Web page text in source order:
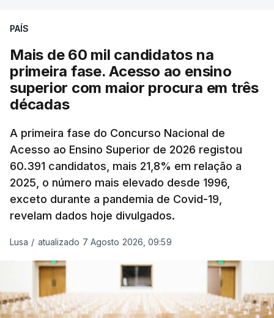
evolução das cotações internacionais do petróleo,
posto de abastecimento, a marca e a localização.
A atualização do desconto do Imposto sobre os
Produtos Petrolíferos (ISP) também poderá
O Governo comprometeu-se a aplicar uma redução
extraordinária e temporária no ISP, sempre que se
verifique um aumento do preço dos combustíveis
superior a 10 cêntimos, para mitigar a escalada de
preços.
Depois de uma subida inicial devido à guerra no
Irão, à tensão geopolítica no Médio Oriente e ao
fecho do estreito de Ormuz, os preços dos
combustíveis desceram durante o cessar-fogo
PAÍS
Mais de 60 mil candidatos na
primeira fase. Acesso ao ensino
superior com maior procura em três
décadas
A primeira fase do Concurso Nacional de
Acesso ao Ensino Superior de 2026 registou
60.391 candidatos, mais 21,8% em relação a
2025, o número mais elevado desde 1996,
exceto durante a pandemia de Covid-19,
revelam dados hoje divulgados.
Lusa / atualizado 7 Agosto 2026, 09:59